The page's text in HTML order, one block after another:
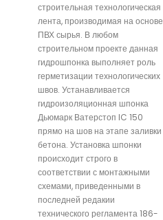
строительная технологическая
лента, производимая на основе
ПВХ сырья. В любом
строительном проекте данная
гидрошпонка выполняет роль
герметизации технологических
швов. Устанавливается
гидроизоляционная шпонка
Дьюмарк Ватерстоп IC 150
прямо на шов на этапе заливки
бетона. Установка шпонки
происходит строго в
соответствии с монтажными
схемами, приведенными в
последней редакии
технического регламента 186-